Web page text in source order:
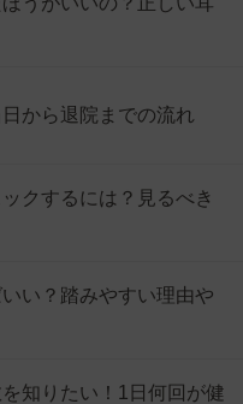
から退院までの流れ
クするには？見るべき
い？踏みやすい理由や
知りたい！1日何回が健